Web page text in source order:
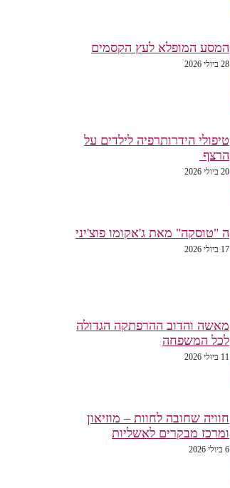
המסע המופלא לעץ הקסמים
28 ביולי 2026
טיפולי הידרותרפיה לילדים על
הרצף
20 ביולי 2026
ה "טוסקה" מאת ג'אקומו פוצ'יני
17 ביולי 2026
מאשה והדוב ההרפתקה הגדולה
לכל המשפחה
11 ביולי 2026
חוויה שחובה לחוות – מוזיאון
ומרכז מבקרים לאשליות
6 ביולי 2026